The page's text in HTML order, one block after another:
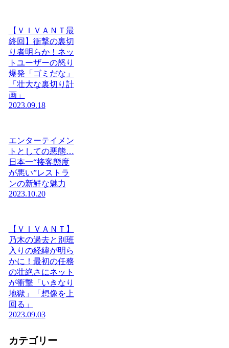
【ＶＩＶＡＮＴ最
終回】衝撃の裏切
り者明らか！ネッ
トユーザーの怒り
爆発「ゴミだな」
「壮大な裏切り計
画」
2023.09.18
エンターテイメン
トとしての悪態…
日本一“接客態度
が悪い”レストラ
ンの新鮮な魅力
2023.10.20
【ＶＩＶＡＮＴ】
乃木の過去と別班
入りの経緯が明ら
かに！最初の任務
の壮絶さにネット
が衝撃「いきなり
地獄」「想像を上
回る」
2023.09.03
カテゴリー